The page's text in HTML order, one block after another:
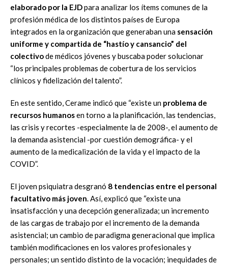
elaborado por la EJDpara analizar los ítems comunes de la
profesión médica de los distintos países de Europa
integrados en la organización que generaban una sensación
uniforme y compartida de “hastío y cansancio” del
colectivode médicos jóvenes y buscaba poder solucionar
“los principales problemas de cobertura de los servicios
clínicos y fidelización del talento”.
En este sentido, Cerame indicó que “existe un problema de
recursos humanosen torno a la planificación, las tendencias,
las crisis y recortes -especialmente la de 2008-, el aumento de
la demanda asistencial -por cuestión demográfica- y el
aumento de la medicalización de la vida y el impacto de la
COVID”.
El joven psiquiatra desgranó 8 tendencias entre el personal
facultativo más joven. Así, explicó que “existe una
insatisfacción y una decepción generalizada; un incremento
de las cargas de trabajo por el incremento de la demanda
asistencial; un cambio de paradigma generacional que implica
también modificaciones en los valores profesionales y
personales; un sentido distinto de la vocación; inequidades de